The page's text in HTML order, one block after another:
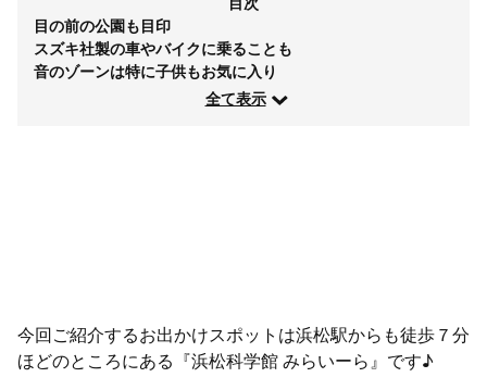
目の前の公園も目印
スズキ社製の車やバイクに乗ることも
音のゾーンは特に子供もお気に入り
全て表示
今回ご紹介するお出かけスポットは浜松駅からも徒歩７分
ほどのところにある『浜松科学館 みらいーら』です♪